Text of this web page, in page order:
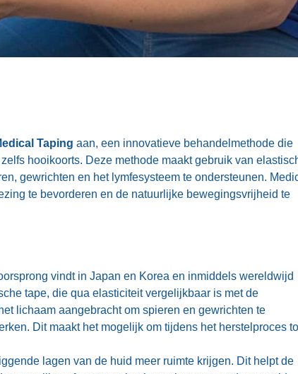
Taping aan, een innovatieve behandelmethode die
hooikoorts. Deze methode maakt gebruik van
gewrichten en het lymfesysteem te ondersteunen.
te bevorderen en de natuurlijke bewegingsvrijheid te
vindt in Japan en Korea en inmiddels wereldwijd
tape, die qua elasticiteit vergelijkbaar is met de
lichaam aangebracht om spieren en gewrichten te
Dit maakt het mogelijk om tijdens het herstelproces
lagen van de huid meer ruimte krijgen. Dit helpt de